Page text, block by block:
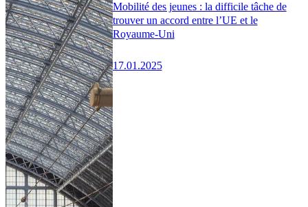
Mobilité des jeunes : la difficile tâche de
trouver un accord entre l’UE et le
Royaume-Uni
17.01.2025